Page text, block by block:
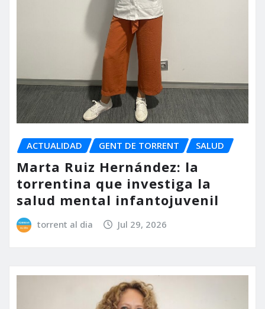
ACTUALIDAD GENT DE TORRENT SALUD
Marta Ruiz Hernández: la
torrentina que investiga la
salud mental infantojuvenil
torrent al dia Jul 29, 2026